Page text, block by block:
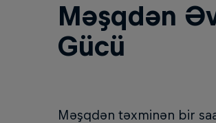
Məşqdən
Gücü
Məşqdən təxminən bir